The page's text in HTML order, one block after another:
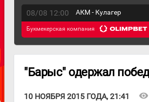
08/08 12:00 АКМ - Кулагер
Букмекерская компания
"Барыс" одержал
10 НОЯБРЯ 2015 ГОДА, 21:41 visibility